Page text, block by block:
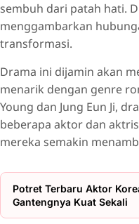
sembuh dari patah hati.
menggambarkan
transformasi.
Drama ini dijamin akan
menarik dengan genre
Young dan Jung Eun Ji,
beberapa aktor dan
mereka semakin
Potret Terbaru Aktor
Gantengnya Kuat Sekali